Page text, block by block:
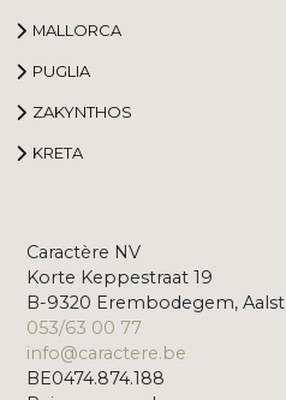
MALLORCA
PUGLIA
ZAKYNTHOS
KRETA
Caractère NV
Korte Keppestraat 19
B-9320 Erembodegem, Aalst
053/63 00 77
info@caractere.be
BE0474.874.188